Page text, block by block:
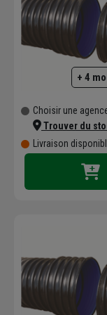
performance
profondeur et
Au-delà des
notre
spécifiques
réseaux. Le
est un tube
conçu pour la
efficace des
de nappe
routières.
sont
des tronçons
la pérennité
installation.
+ 4
Choisir une
Trouver du
Livraison